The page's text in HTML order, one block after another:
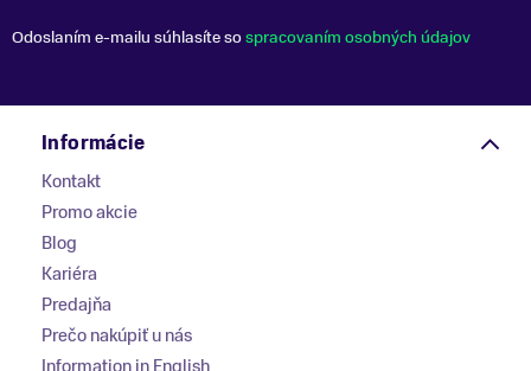
Odoslaním e-mailu súhlasíte sospracovaním osobných údajov
Informácie
Kontakt
Promo akcie
Blog
Kariéra
Predajňa
Prečo nakúpiť u nás